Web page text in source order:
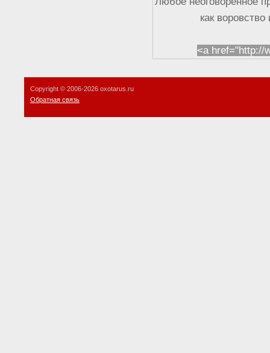
как
<a href="http://
Copyright © 2006-2026 oxotarus.ru
Обратная связь